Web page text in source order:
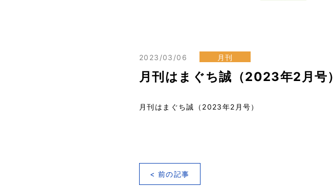
2023/03/06 月刊
月刊はまぐち誠（2023年2月号）
月刊はまぐち誠（2023年2月号）
< 前の記事